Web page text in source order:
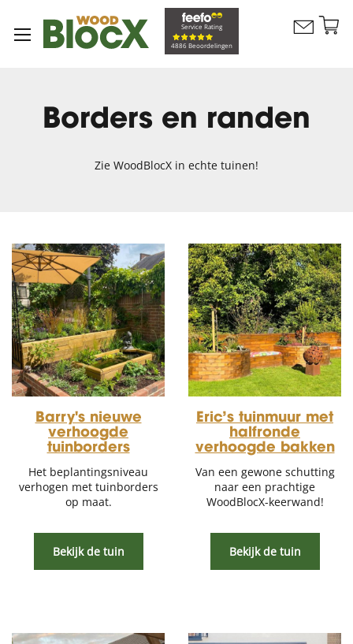
Service Rating
4886 Beoordelingen
Contacteer
Borders en randen
Zie WoodBlocX in echte tuinen!
Barry's nieuwe
verhoogde
tuinborders
Het beplantingsniveau
verhogen met tuinborders
op maat.
Bekijk de tuin
Eric’s tuinmuur met
halfronde
verhoogde bakken
Van een gewone schutting
naar een prachtige
WoodBlocX-keerwand!
Bekijk de tuin